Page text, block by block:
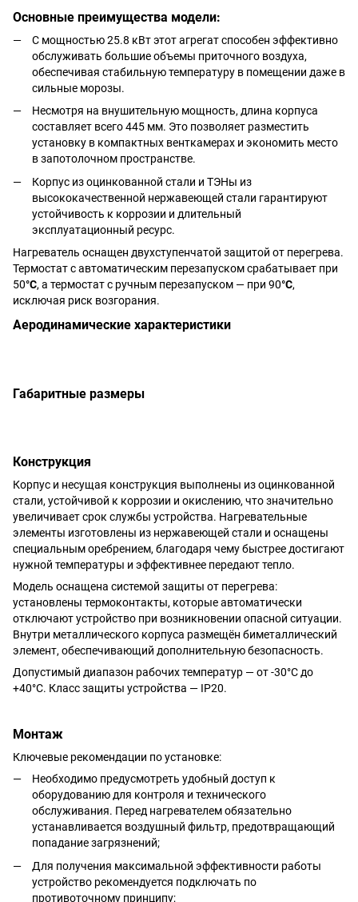
Основные преимущества модели:
С мощностью 25.8 кВт этот агрегат способен эффективно
обслуживать большие объемы приточного воздуха,
обеспечивая стабильную температуру в помещении даже в
сильные морозы.
Несмотря на внушительную мощность, длина корпуса
составляет всего 445 мм. Это позволяет разместить
установку в компактных венткамерах и экономить место
в запотолочном пространстве.
Корпус из оцинкованной стали и ТЭНы из
высококачественной нержавеющей стали гарантируют
устойчивость к коррозии и длительный
эксплуатационный ресурс.
Нагреватель оснащен двухступенчатой защитой от перегрева.
Термостат с автоматическим перезапуском срабатывает при
50°C, а термостат с ручным перезапуском — при 90°C,
исключая риск возгорания.
Аеродинамические характеристики
Габаритные размеры
Конструкция
Корпус и несущая конструкция выполнены из оцинкованной
стали, устойчивой к коррозии и окислению, что значительно
увеличивает срок службы устройства. Нагревательные
элементы изготовлены из нержавеющей стали и оснащены
специальным оребрением, благодаря чему быстрее достигают
нужной температуры и эффективнее передают тепло.
Модель оснащена системой защиты от перегрева:
установлены термоконтакты, которые автоматически
отключают устройство при возникновении опасной ситуации.
Внутри металлического корпуса размещён биметаллический
элемент, обеспечивающий дополнительную безопасность.
Допустимый диапазон рабочих температур — от -30°С до
+40°С. Класс защиты устройства — IP20.
Монтаж
Ключевые рекомендации по установке:
Необходимо предусмотреть удобный доступ к
оборудованию для контроля и технического
обслуживания. Перед нагревателем обязательно
устанавливается воздушный фильтр, предотвращающий
попадание загрязнений;
Для получения максимальной эффективности работы
устройство рекомендуется подключать по
противоточному принципу;